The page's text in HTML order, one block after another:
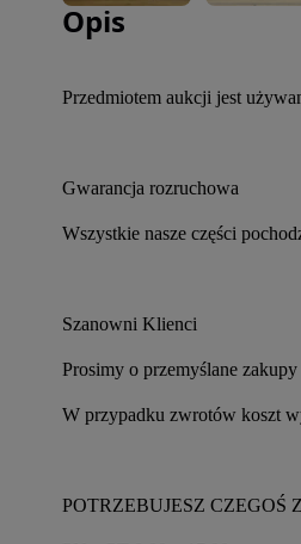
Opis
Przedmiotem aukcji jest
Gwarancja rozruchowa
Wszystkie nasze części
Szanowni Klienci
Prosimy o przemyślane
W przypadku zwrotów koszt
POTRZEBUJESZ CZEGOŚ